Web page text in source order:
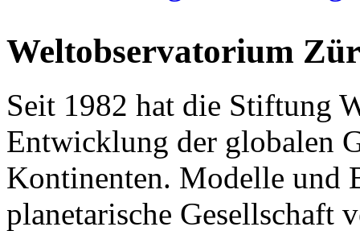
Weltobservatorium
Seit 1982 hat die Stiftung
Entwicklung der globalen
Kontinenten. Modelle und
planetarische Gesellschaft